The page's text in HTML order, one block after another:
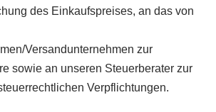
des Einkaufspreises, an das von
Versandunternehmen zur
sowie an unseren Steuerberater zur
Verpflichtungen.